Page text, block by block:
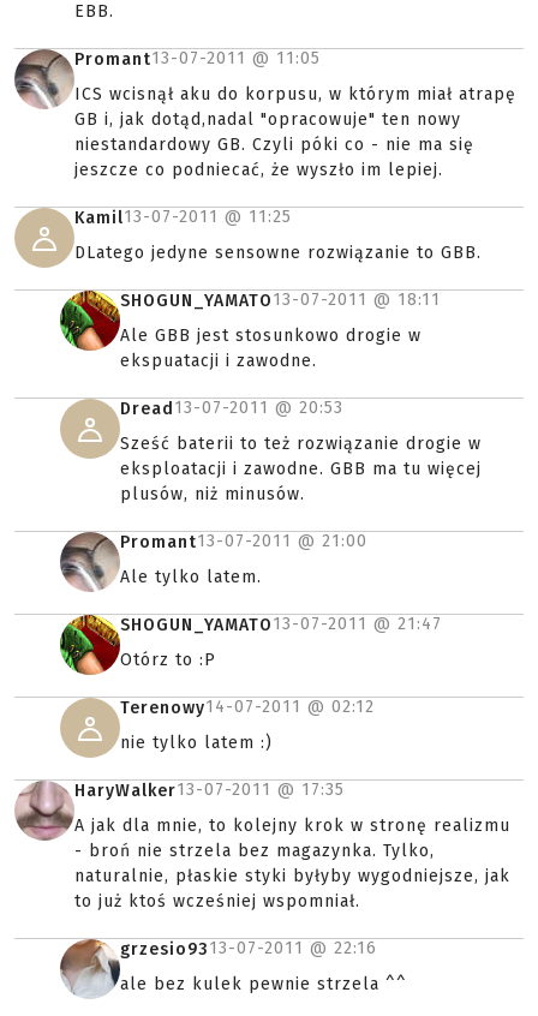
EBB.
Promant13-07-2011 @ 11:05
ICS wcisnął aku do korpusu, w którym miał atrapę
GB i, jak dotąd,nadal "opracowuje" ten nowy
niestandardowy GB. Czyli póki co - nie ma się
jeszcze co podniecać, że wyszło im lepiej.
Kamil13-07-2011 @ 11:25
DLatego jedyne sensowne rozwiązanie to GBB.
SHOGUN_YAMATO13-07-2011 @ 18:11
Ale GBB jest stosunkowo drogie w
ekspuatacji i zawodne.
Dread 13-07-2011 @ 20:53
Sześć baterii to też rozwiązanie drogie w
eksploatacji i zawodne. GBB ma tu więcej
plusów, niż minusów.
Promant13-07-2011 @ 21:00
Ale tylko latem.
SHOGUN_YAMATO13-07-2011 @ 21:47
Otórz to :P
Terenowy14-07-2011 @ 02:12
nie tylko latem :)
HaryWalker13-07-2011 @ 17:35
A jak dla mnie, to kolejny krok w stronę realizmu
- broń nie strzela bez magazynka. Tylko,
naturalnie, płaskie styki byłyby wygodniejsze, jak
to już ktoś wcześniej wspomniał.
grzesio9313-07-2011 @ 22:16
ale bez kulek pewnie strzela ^^